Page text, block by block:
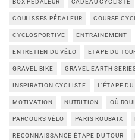
BOX PÉDALEUR CADEAU CYCLISTE
COULISSES PÉDALEUR COURSE
CYCLOSPORTIVE ENTRAINEMENT
ENTRETIEN DU VÉLO ETAPE DU
GRAVEL BIKE GRAVEL EARTH
INSPIRATION CYCLISTE L'ÉTAPE DU
MOTIVATION NUTRITION OÙ
PARCOURS VÉLO PARIS ROUBAIX
RECONNAISSANCE ÉTAPE DU TOUR